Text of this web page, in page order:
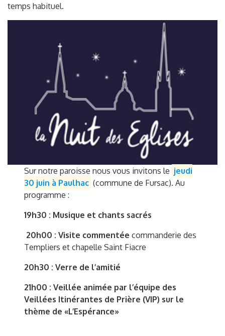
temps habituel.
Sur notre paroisse nous vous invitons le jeudi
30 juin à Paulhac (commune de Fursac). Au
programme :
19h30 : Musique et chants sacrés
20h00 : Visite commentéecommanderie des
Templiers et chapelle Saint Fiacre
20h30 : Verre de l’amitié
21h00 : Veillée animée par l’équipe des
Veillées Itinérantes de Prière (VIP) sur le
thème de «L’Espérance»